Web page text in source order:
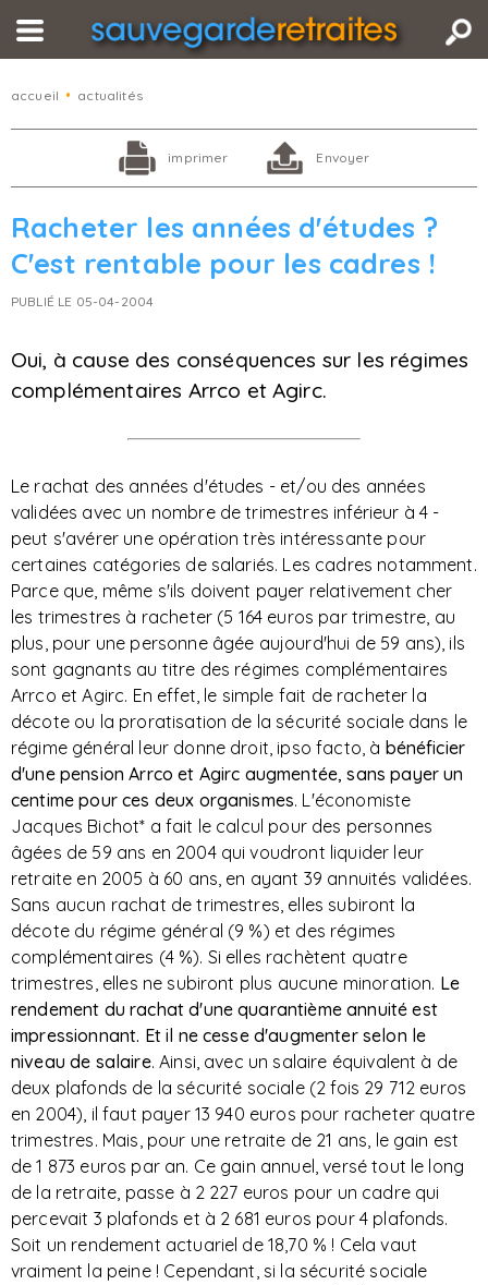
accueil • actualités
imprimer Envoyer
Racheter les années d'études ?
C'est rentable pour les cadres !
PUBLIÉ LE 05-04-2004
Oui, à cause des conséquences sur les régimes
complémentaires Arrco et Agirc.
Le rachat des années d'études - et/ou des années
validées avec un nombre de trimestres inférieur à 4 -
peut s'avérer une opération très intéressante pour
certaines catégories de salariés. Les cadres notamment.
Parce que, même s'ils doivent payer relativement cher
les trimestres à racheter (5 164 euros par trimestre, au
plus, pour une personne âgée aujourd'hui de 59 ans), ils
sont gagnants au titre des régimes complémentaires
Arrco et Agirc. En effet, le simple fait de racheter la
décote ou la proratisation de la sécurité sociale dans le
régime général leur donne droit, ipso facto, à bénéficier
d'une pension Arrco et Agirc augmentée, sans payer un
centime pour ces deux organismes. L'économiste
Jacques Bichot* a fait le calcul pour des personnes
âgées de 59 ans en 2004 qui voudront liquider leur
retraite en 2005 à 60 ans, en ayant 39 annuités validées.
Sans aucun rachat de trimestres, elles subiront la
décote du régime général (9 %) et des régimes
complémentaires (4 %). Si elles rachètent quatre
trimestres, elles ne subiront plus aucune minoration. Le
rendement du rachat d'une quarantième annuité est
impressionnant. Et il ne cesse d'augmenter selon le
niveau de salaire. Ainsi, avec un salaire équivalent à de
deux plafonds de la sécurité sociale (2 fois 29 712 euros
en 2004), il faut payer 13 940 euros pour racheter quatre
trimestres. Mais, pour une retraite de 21 ans, le gain est
de 1 873 euros par an. Ce gain annuel, versé tout le long
de la retraite, passe à 2 227 euros pour un cadre qui
percevait 3 plafonds et à 2 681 euros pour 4 plafonds.
Soit un rendement actuariel de 18,70 % ! Cela vaut
vraiment la peine ! Cependant, si la sécurité sociale